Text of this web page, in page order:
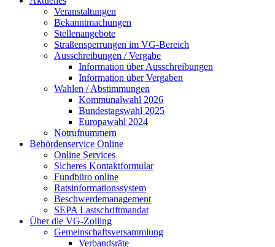
Veranstaltungen
Bekanntmachungen
Stellenangebote
Straßensperrungen im VG-Bereich
Ausschreibungen / Vergabe
Information über Ausschreibungen
Information über Vergaben
Wahlen / Abstimmungen
Kommunalwahl 2026
Bundestagswahl 2025
Europawahl 2024
Notrufnummern
Behördenservice Online
Online Services
Sicheres Kontaktformular
Fundbüro online
Ratsinformationssystem
Beschwerdemanagement
SEPA Lastschriftmandat
Über die VG-Zolling
Gemeinschaftsversammlung
Verbandsräte